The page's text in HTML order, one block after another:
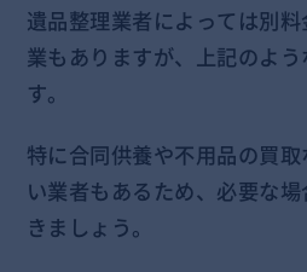
遺品整理業者によっては別
業もありますが、上記のよ
す。
特に合同供養や不用品の買
い業者もあるため、必要な
きましょう。